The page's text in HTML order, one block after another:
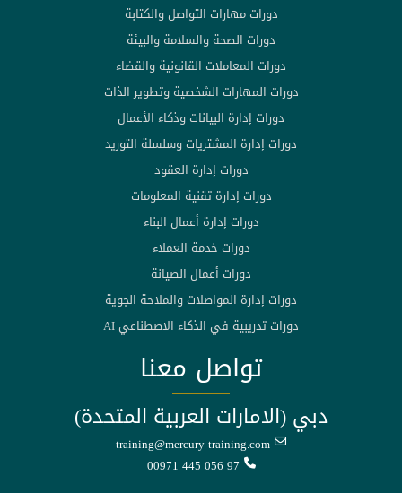
دورات مهارات التواصل والكتابة
دورات الصحة والسلامة والبيئة
دورات المعاملات القانونية والقضاء
دورات المهارات الشخصية وتطوير الذات
دورات إدارة البيانات وذكاء الأعمال
دورات إدارة المشتريات وسلسلة التوريد
دورات إدارة العقود
دورات إدارة تقنية المعلومات
دورات إدارة أعمال البناء
دورات خدمة العملاء
دورات أعمال الصيانة
دورات إدارة المواصلات والملاحة الجوية
دورات تدريبية في الذكاء الاصطناعي AI
تواصل معنا
دبي (الامارات العربية المتحدة)
training@mercury-training.com
00971 445 056 97